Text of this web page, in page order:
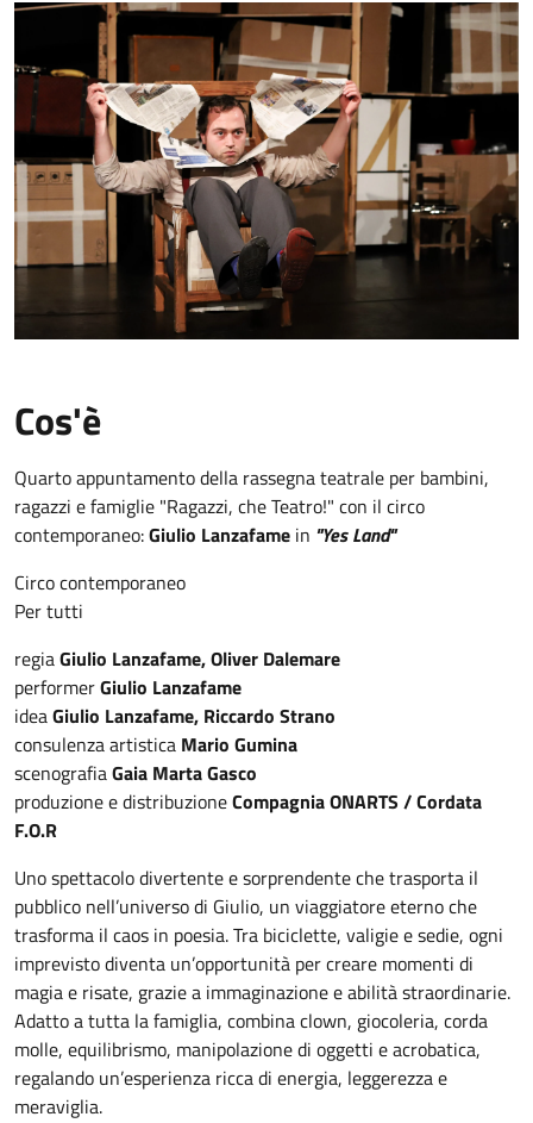
Cos'è
Quarto appuntamento della rassegna teatrale per bambini,
ragazzi e famiglie "Ragazzi, che Teatro!" con il circo
contemporaneo:Giulio Lanzafame in "Yes Land"
Circo contemporaneo
Per tutti
regiaGiulio Lanzafame, Oliver Dalemare
performerGiulio Lanzafame
ideaGiulio Lanzafame, Riccardo Strano
consulenza artistica Mario Gumina
scenografiaGaia Marta Gasco
produzione e distribuzioneCompagnia ONARTS / Cordata
F.O.R
Uno spettacolo divertente e sorprendente che trasporta il
pubblico nell’universo di Giulio, un viaggiatore eterno che
trasforma il caos in poesia. Tra biciclette, valigie e sedie, ogni
imprevisto diventa un’opportunità per creare momenti di
magia e risate, grazie a immaginazione e abilità straordinarie.
Adatto a tutta la famiglia, combina clown, giocoleria, corda
molle, equilibrismo, manipolazione di oggetti e acrobatica,
regalando un’esperienza ricca di energia, leggerezza e
meraviglia.